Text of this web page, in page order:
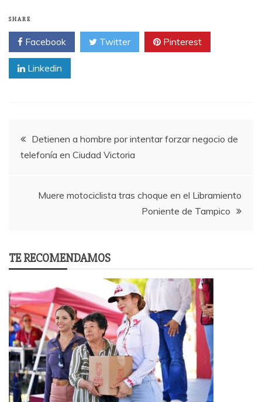
SHARE
Facebook Twitter Pinterest
Linkedin
PostDetienen a hombre por intentar forzar negocio de
telefonía en Ciudad Victoria
Muere motociclista tras choque en el Libramiento
Poniente de Tampico
TE RECOMENDAMOS